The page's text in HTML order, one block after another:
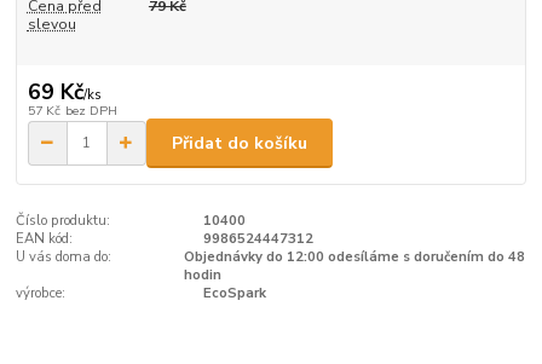
Cena před
slevou
79 Kč
69 Kč/ks
57 Kč bez DPH
Přidat do košíku
Číslo produktu:
10400
EAN kód:
9986524447312
U vás doma do:
Objednávky do 12:00 odesíláme s doručením do 48
hodin
výrobce:
EcoSpark